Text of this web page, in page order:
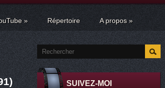
» Répertoire A propos »
SUIVEZ-MOI